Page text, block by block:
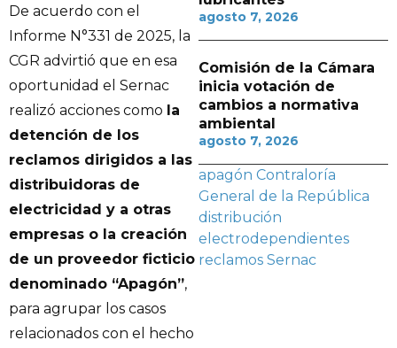
De acuerdo con el
Informe N°331 de 2025, la
CGR advirtió que en esa
oportunidad el Sernac
realizó acciones como la
detención de los
reclamos dirigidos a las
distribuidoras de
electricidad y a otras
empresas o la creación
de un proveedor ficticio
denominado “Apagón”,
para agrupar los casos
relacionados con el hecho
agosto 7, 2026
Comisión de la Cámara
inicia votación de
cambios a normativa
ambiental
agosto 7, 2026
apagón Contraloría
General de la República
distribución
electrodependientes
reclamos Sernac